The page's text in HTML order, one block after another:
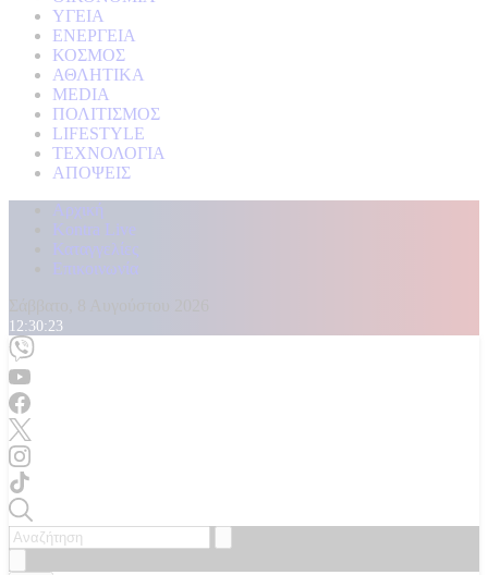
ΥΓΕΙΑ
ΕΝΕΡΓΕΙΑ
ΚΟΣΜΟΣ
ΑΘΛΗΤΙΚΑ
MEDIA
ΠΟΛΙΤΙΣΜΟΣ
LIFESTYLE
ΤΕΧΝΟΛΟΓΙΑ
ΑΠΟΨΕΙΣ
Αρχική
Kontra Live
Καταγγελίες
Επικοινωνία
12:30:25